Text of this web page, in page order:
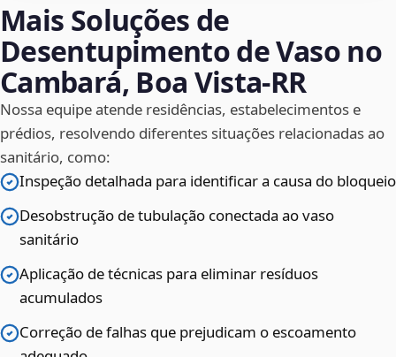
Mais Soluções de
Desentupimento de Vaso no
Cambará, Boa Vista‑RR
Nossa equipe atende residências, estabelecimentos e
prédios, resolvendo diferentes situações relacionadas ao
sanitário, como:
Inspeção detalhada para identificar a causa do bloqueio
Desobstrução de tubulação conectada ao vaso
sanitário
Aplicação de técnicas para eliminar resíduos
acumulados
Correção de falhas que prejudicam o escoamento